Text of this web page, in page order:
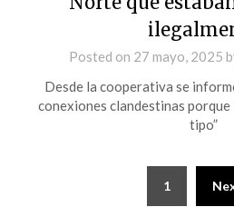
Posted on 27 mayo, 2025
Desde la cooperativa se
conexiones clandestinas
tipo”
1